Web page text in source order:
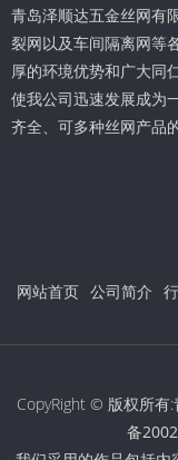
青岛泽顺达五金丝网有
裂网以及车间隔离网等
厚的环境优势和广大同
使我公司迅速发展成为
齐全、可多种丝网产品
网站首页 公司简介
CopyRight © 版权所有
备